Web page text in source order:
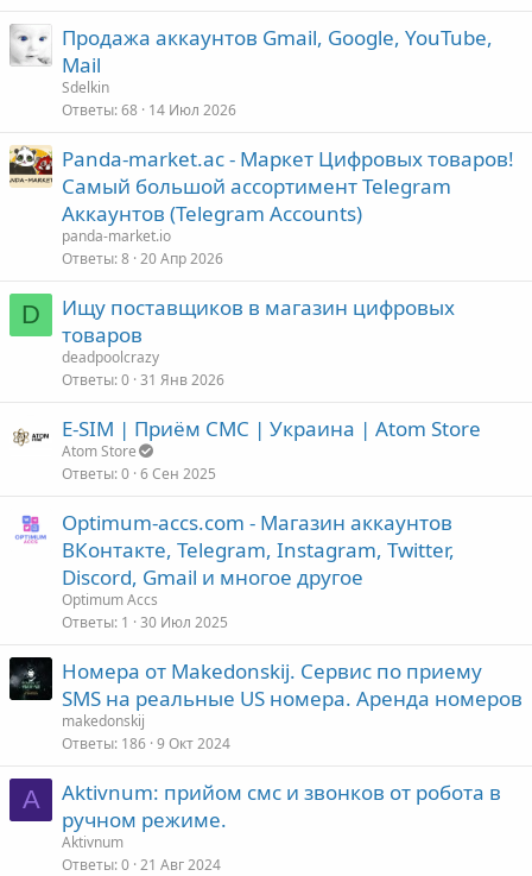
Продажа аккаунтов Gmail, Google, YouTube,
Mail
Sdelkin
Ответы 68 14 Июл 2026
Panda-market.ac - Маркет Цифровых товаров!
Самый большой ассортимент Telegram
Аккаунтов (Telegram Accounts)
panda-market.io
Ответы 8 20 Апр 2026
D
Ищу поставщиков в магазин цифровых
товаров
deadpoolcrazy
Ответы 0 31 Янв 2026
E-SIM | Приём СМС | Украина | Atom Store
Atom Store
Ответы 0 6 Сен 2025
Optimum-accs.com - Магазин аккаунтов
ВКонтакте, Telegram, Instagram, Twitter,
Discord, Gmail и многое другое
Optimum Accs
Ответы 1 30 Июл 2025
Номера от Makedonskij. Сервис по приему
SMS на реальные US номера. Аренда номеров
makedonskij
Ответы 186 9 Окт 2024
A
Aktivnum: прийом смс и звонков от робота в
ручном режиме.
Aktivnum
Ответы 0 21 Авг 2024